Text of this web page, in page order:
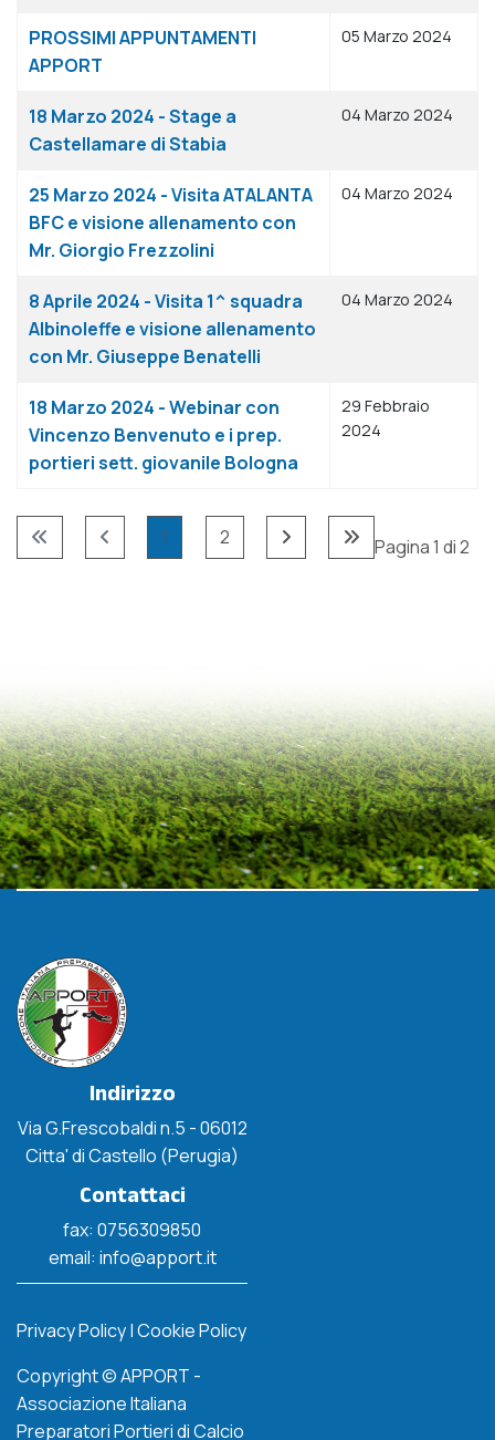
PROSSIMI APPUNTAMENTI
APPORT
05 Marzo 2024
18 Marzo 2024 - Stage a
Castellamare di Stabia
04 Marzo 2024
25 Marzo 2024 - Visita ATALANTA
BFC e visione allenamento con
Mr. Giorgio Frezzolini
04 Marzo 2024
8 Aprile 2024 - Visita 1^ squadra
Albinoleffe e visione allenamento
con Mr. Giuseppe Benatelli
04 Marzo 2024
18 Marzo 2024 - Webinar con
Vincenzo Benvenuto e i prep.
portieri sett. giovanile Bologna
29 Febbraio
2024
Pagina 1 di 2
1 2
Indirizzo
Via G.Frescobaldi n.5 - 06012
Citta' di Castello (Perugia)
Contattaci
fax: 0756309850
email: info@apport.it
Privacy Policy|Cookie Policy
Copyright © APPORT -
Associazione Italiana
Preparatori Portieri di Calcio